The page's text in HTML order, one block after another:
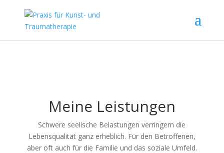
Meine Leistungen
Schwere seelische Belastungen verringern die
Lebensqualität ganz erheblich. Für den Betroffenen,
aber oft auch für die Familie und das soziale Umfeld.